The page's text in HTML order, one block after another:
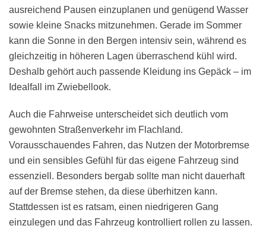
ausreichend Pausen einzuplanen und genügend Wasser
sowie kleine Snacks mitzunehmen. Gerade im Sommer
kann die Sonne in den Bergen intensiv sein, während es
gleichzeitig in höheren Lagen überraschend kühl wird.
Deshalb gehört auch passende Kleidung ins Gepäck – im
Idealfall im Zwiebellook.
Auch die Fahrweise unterscheidet sich deutlich vom
gewohnten Straßenverkehr im Flachland.
Vorausschauendes Fahren, das Nutzen der Motorbremse
und ein sensibles Gefühl für das eigene Fahrzeug sind
essenziell. Besonders bergab sollte man nicht dauerhaft
auf der Bremse stehen, da diese überhitzen kann.
Stattdessen ist es ratsam, einen niedrigeren Gang
einzulegen und das Fahrzeug kontrolliert rollen zu lassen.